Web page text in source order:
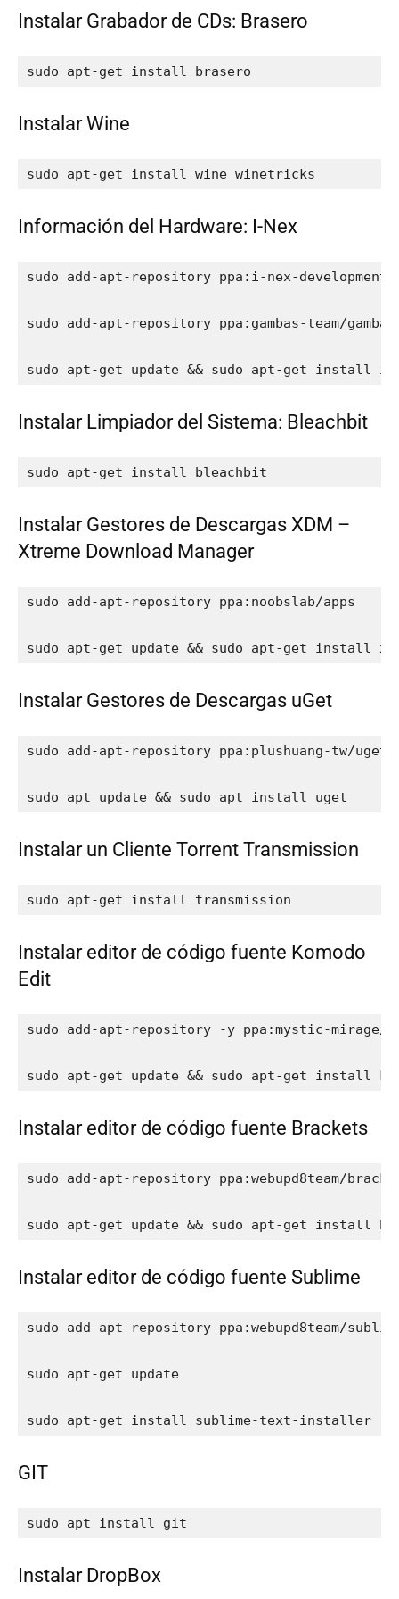
Instalar Grabador de CDs: Brasero
sudo apt-get install brasero
Instalar Wine
sudo apt-get install wine winetricks
Información del Hardware: I-Nex
sudo add-apt-repository ppa:i-nex-
sudo add-apt-repository ppa:gambas-team/
sudo apt-get update && sudo apt-get install i-
Instalar Limpiador del Sistema: Bleachbit
sudo apt-get install bleachbit
Instalar Gestores de Descargas XDM –
Xtreme Download Manager
sudo add-apt-repository ppa:noobslab/apps
sudo apt-get update && sudo apt-get install
Instalar Gestores de Descargas uGet
sudo add-apt-repository ppa:plushuang-tw/
sudo apt update && sudo apt install uget
Instalar un Cliente Torrent Transmission
sudo apt-get install transmission
Instalar editor de código fuente Komodo
Edit
sudo add-apt-repository -y ppa:mystic-mirage/
sudo apt-get update && sudo apt-get install
Instalar editor de código fuente Brackets
sudo add-apt-repository ppa:webupd8team/
sudo apt-get update && sudo apt-get install
Instalar editor de código fuente Sublime
sudo add-apt-repository ppa:webupd8team/
sudo apt-get update
sudo apt-get install sublime-text-installer
GIT
sudo apt install git
Instalar DropBox